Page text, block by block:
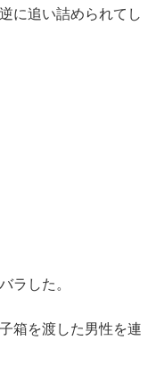
に追い詰められてし
ラした。
箱を渡した男性を連